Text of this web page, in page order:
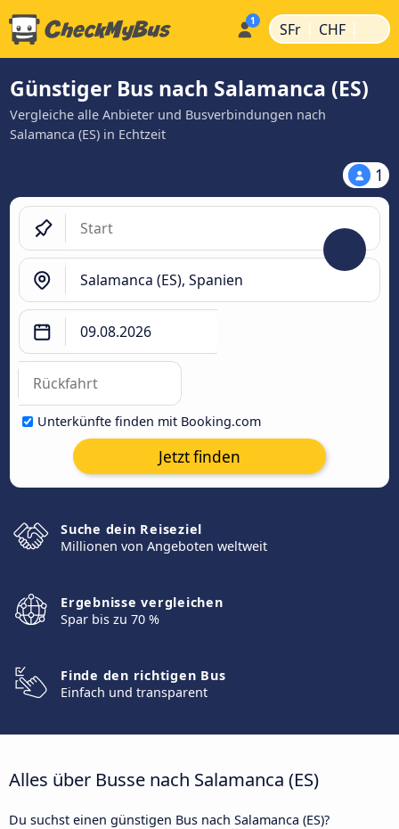
SFr | CHF |
Günstiger Bus nach Salamanca (ES)
Vergleiche alle Anbieter und Busverbindungen nach
Salamanca (ES) in Echtzeit
1
Unterkünfte finden mit Booking.com
Jetzt finden
Suche dein Reiseziel
Millionen von Angeboten weltweit
Ergebnisse vergleichen
Spar bis zu 70 %
Finde den richtigen Bus
Einfach und transparent
Alles über Busse nach Salamanca (ES)
Du suchst einen günstigen Bus nach Salamanca (ES)?